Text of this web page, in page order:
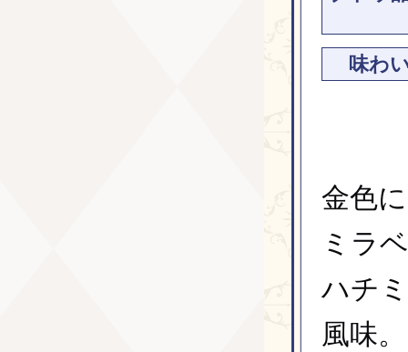
味わ
金色
ミラ
ハチ
風味。